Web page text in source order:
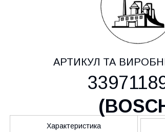
АРТИКУЛ ТА
(
Характеристика